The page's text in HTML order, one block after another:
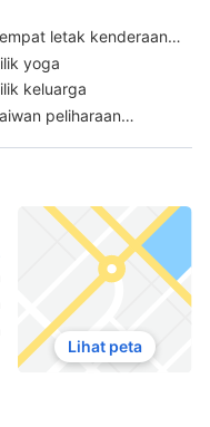
letak kenderaan
yoga
keluarga
peliharaan
Lihat peta